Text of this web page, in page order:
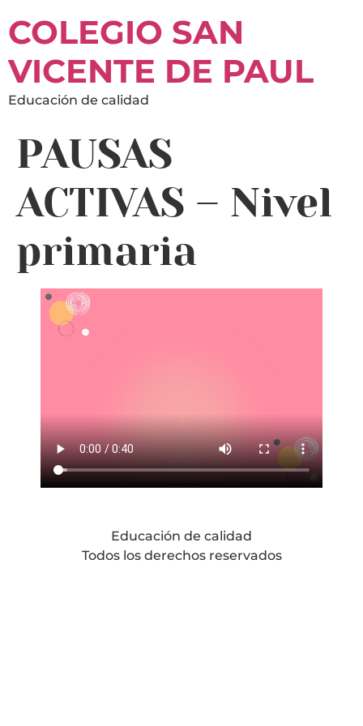
COLEGIO SAN
VICENTE DE PAUL
Educación de calidad
PAUSAS
ACTIVAS – Nivel
primaria
Educación de calidad
Todos los derechos reservados